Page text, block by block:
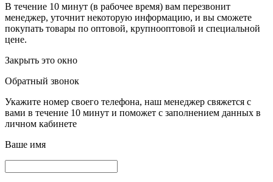
В течение 10 минут (в рабочее время) вам перезвонит
менеджер, уточнит некоторую информацию, и вы сможете
покупать товары по оптовой, крупнооптовой и специальной
цене.
Закрыть это окно
Обратный звонок
Укажите номер своего телефона, наш менеджер свяжется с
вами в течение 10 минут и поможет с заполнением данных в
личном кабинете
Ваше имя